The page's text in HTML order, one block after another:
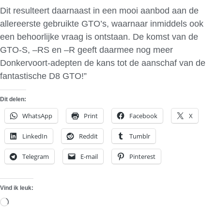
Dit resulteert daarnaast in een mooi aanbod aan de
allereerste gebruikte GTO’s, waarnaar inmiddels ook
een behoorlijke vraag is ontstaan. De komst van de
GTO-S, –RS en –R geeft daarmee nog meer
Donkervoort-adepten de kans tot de aanschaf van de
fantastische D8 GTO!”
Dit delen:
WhatsApp Print Facebook X
LinkedIn Reddit Tumblr
Telegram E-mail Pinterest
Vind ik leuk:
Aan